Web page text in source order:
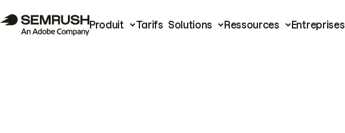
Produit Tarifs Solutions Ressources Entreprises